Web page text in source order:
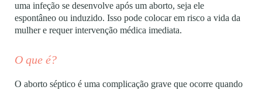
uma infeção se desenvolve após um aborto, seja ele
espontâneo ou induzido. Isso pode colocar em risco a vida da
mulher e requer intervenção médica imediata.
O que é?
O aborto séptico é uma complicação grave que ocorre quando